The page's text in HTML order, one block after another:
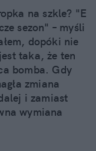
na szkle? "E
sezon" – myśli
dopóki nie
taka, że ten
bomba. Gdy
zmiana
i zamiast
wymiana
radzą